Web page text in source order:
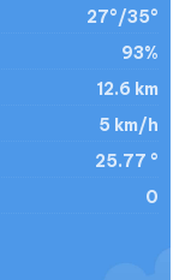
27°/35°
93%
12.6 km
5 km/h
25.77 °
0